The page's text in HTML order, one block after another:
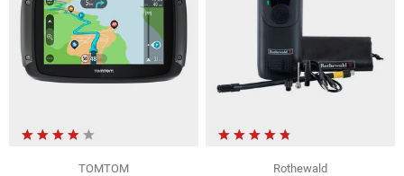
TOMTOM
Rothewald